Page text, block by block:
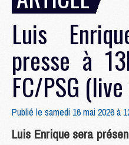
Luis
presse à
FC/PSG
Publié le samedi 16 mai 2026 à
Luis Enrique sera